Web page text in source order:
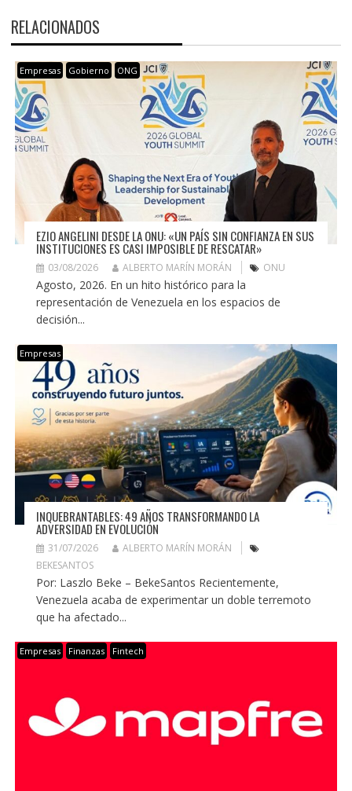
RELACIONADOS
Empresas Gobierno ONG
EZIO ANGELINI DESDE LA ONU: «UN PAÍS SIN CONFIANZA EN SUS
INSTITUCIONES ES CASI IMPOSIBLE DE RESCATAR»
03/08/2026 ALBERTO MARÍN MORÁN ONU
Agosto, 2026. En un hito histórico para la
representación de Venezuela en los espacios de
decisión...
Empresas
INQUEBRANTABLES: 49 AÑOS TRANSFORMANDO LA
ADVERSIDAD EN EVOLUCIÓN
31/07/2026
ALBERTO MARÍN MORÁN
BEKESANTOS
Por: Laszlo Beke – BekeSantos Recientemente,
Venezuela acaba de experimentar un doble terremoto
que ha afectado...
Empresas Finanzas Fintech